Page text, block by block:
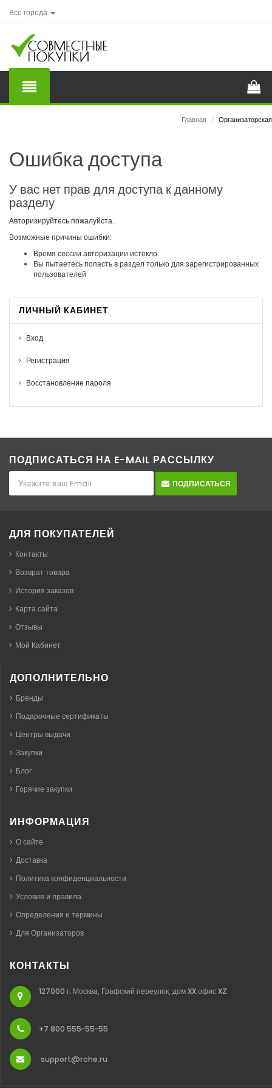
Все города
Главная / Организаторская
Ошибка доступа
У вас нет прав для доступа к данному
разделу
Авторизируйтесь пожалуйста.
Возможные причины ошибки:
Время сессии авторизации истекло
Вы пытаетесь попасть в раздел только для зарегистрированных
пользователей
ЛИЧНЫЙ КАБИНЕТ
Вход
Регистрация
Восстановление пароля
ПОДПИСАТЬСЯ НА E-MAIL РАССЫЛКУ
ПОДПИСАТЬСЯ
ДЛЯ ПОКУПАТЕЛЕЙ
Контакты
Возврат товара
История заказов
Карта сайта
Отзывы
Мой Кабинет
ДОПОЛНИТЕЛЬНО
Бренды
Подарочные сертификаты
Центры выдачи
Закупки
Блог
Горячие закупки
ИНФОРМАЦИЯ
О сайте
Доставка
Политика конфиденциальности
Условия и правила
Определения и термины
Для Организаторов
КОНТАКТЫ
127000 г. Москва, Графский переулок, дом XX офис XZ
+7 800 555-55-55
support@rche.ru